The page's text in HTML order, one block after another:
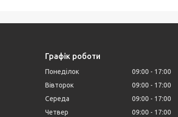
Графік роботи
Понеділок 09:00
17:00
Вівторок
09:00
17:00
Середа
09:00
17:00
Четвер
09:00
17:00